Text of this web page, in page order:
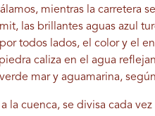
mientras la carretera
las brillantes aguas azul
todos lados, el color y el
caliza en el agua
mar y aguamarina,
la cuenca, se divisa cada